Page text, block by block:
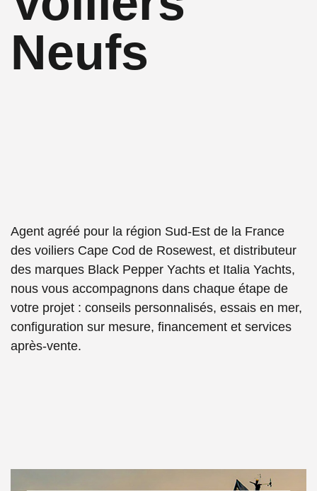
Neufs
Agent agréé pour la région Sud-Est de la France
des voiliers Cape Cod de Rosewest, et distributeur
des marques Black Pepper Yachts et Italia Yachts,
nous vous accompagnons dans chaque étape de
votre projet : conseils personnalisés, essais en mer,
configuration sur mesure, financement et services
après-vente.